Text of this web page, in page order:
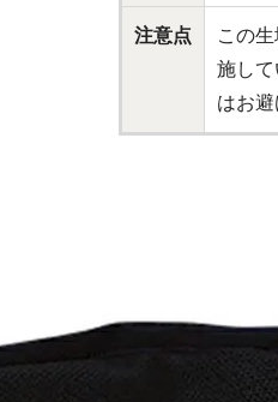
注意点
この
施し
はお避